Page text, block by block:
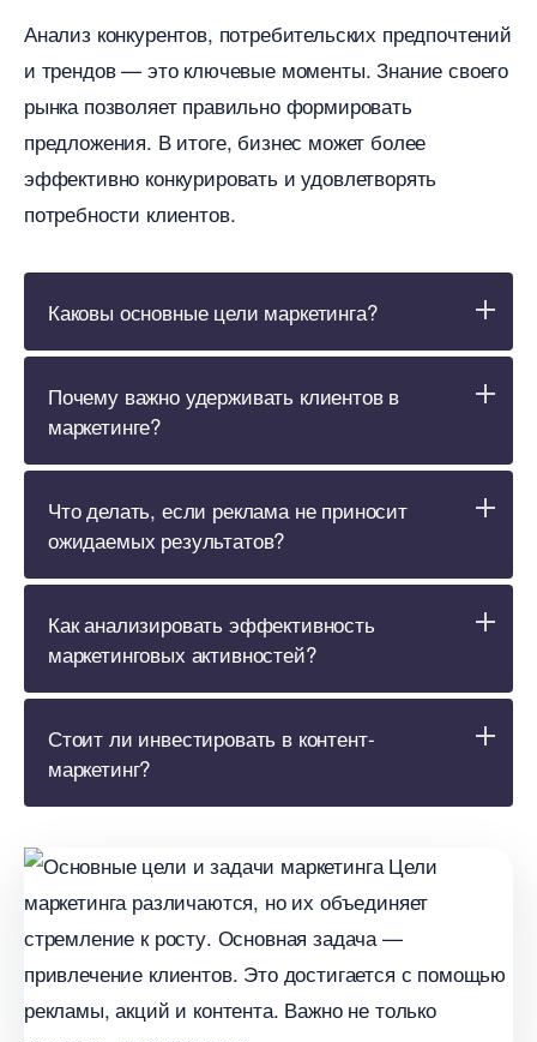
Анализ конкурентов, потребительских предпочтений
и трендов — это ключевые моменты. Знание своего
рынка позволяет правильно формировать
предложения. В итоге, бизнес может более
эффективно конкурировать и удовлетворять
потребности клиентов.
Каковы основные цели маркетинга?
Почему важно удерживать клиенто
маркетинге?
Что делать, если реклама не приносит
ожидаемых результатов?
Как анализировать эффективность
маркетинговых активностей?
Стоит ли инвестировать в контент-
маркетинг?